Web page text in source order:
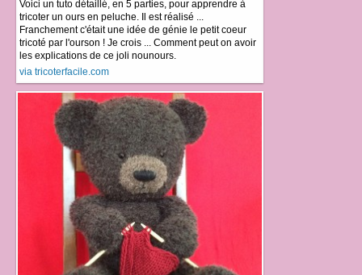
Voici un tuto détaillé, en 5 parties, pour apprendre à
tricoter un ours en peluche. Il est réalisé ...
Franchement c'était une idée de génie le petit coeur
tricoté par l'ourson ! Je crois ... Comment peut on avoir
les explications de ce joli nounours.
via tricoterfacile.com